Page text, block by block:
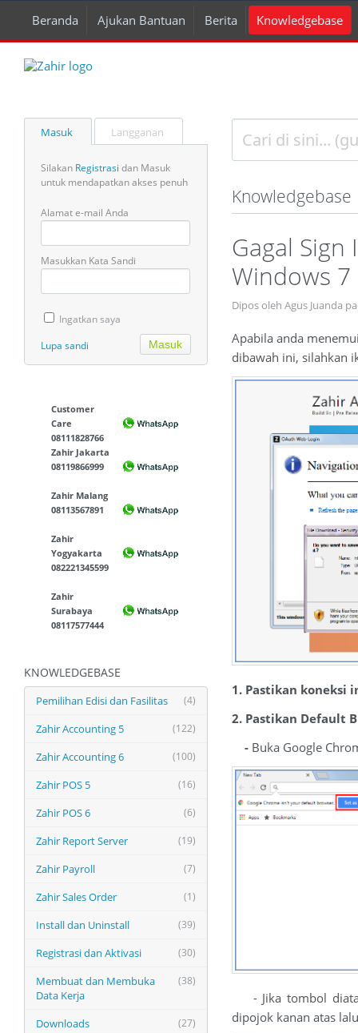
Beranda Ajukan Bantuan Berita Knowledgebase
Masuk Langganan
Silakan Registrasi dan Masuk
untuk mendapatkan akses penuh
Alamat e-mail Anda
Masukkan Kata Sandi
Ingatkan saya
Lupa sandi
Customer
Care
08111828766
Zahir Jakarta
08119866999
Zahir Malang
08113567891
Zahir
Yogyakarta
082221345599
Zahir
Surabaya
08117577444
KNOWLEDGEBASE
(4)
Pemilihan Edisi dan Fasilitas
(122)
Zahir Accounting 5
(100)
Zahir Accounting 6
(16)
Zahir POS 5
(6)
Zahir POS 6
(19)
Zahir Report Server
(7)
Zahir Payroll
(1)
Zahir Sales Order
(39)
Install dan Uninstall
(30)
Registrasi dan Aktivasi
(38)
Membuat dan Membuka
Data Kerja
(27)
Downloads
Knowledgebase
Gagal Sign
Windows 7
Dipos oleh Agus Juanda
Apabila anda
dibawah ini, silahkan
1. Pastikan koneksi
2. Pastikan Default
- Buka Google
- Jika tombol
dipojok kanan atas